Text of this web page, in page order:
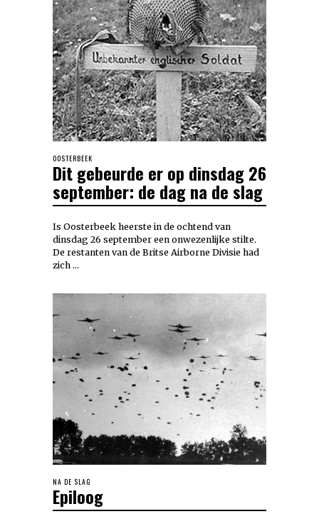
OOSTERBEEK
Dit gebeurde er op dinsdag 26
september: de dag na de slag
Is Oosterbeek heerste in de ochtend van
dinsdag 26 september een onwezenlijke stilte.
De restanten van de Britse Airborne Divisie had
zich …
NA DE SLAG
Epiloog